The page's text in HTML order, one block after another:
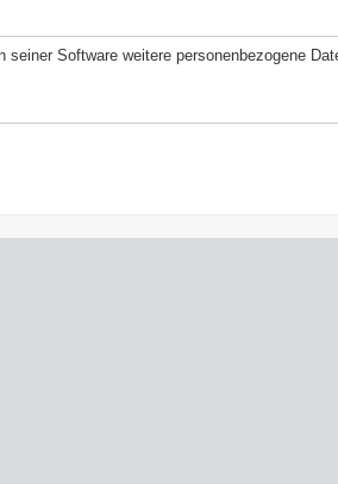
Software weitere personenbezogene